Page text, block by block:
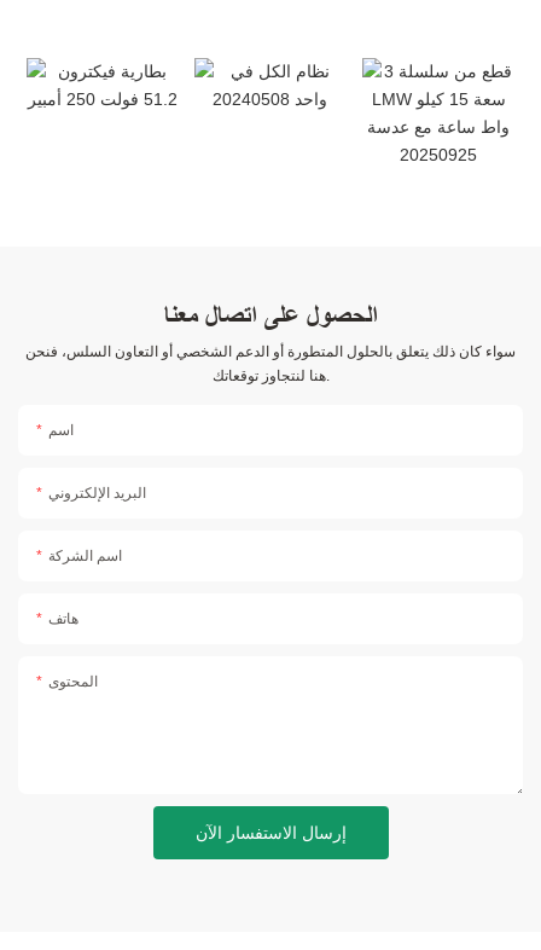
الحصول على اتصال معنا
سواء كان ذلك يتعلق بالحلول المتطورة أو الدعم الشخصي أو التعاون السلس، فنحن
هنا لنتجاوز توقعاتك.
اسم
البريد الإلكتروني
اسم الشركة
هاتف
المحتوى
إرسال الاستفسار الآن